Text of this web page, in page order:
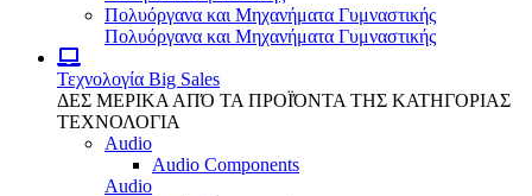
Πολυόργανα και Μηχανήματα Γυμναστικής
Πολυόργανα και Μηχανήματα Γυμναστικής
Τεχνολογία Big Sales
ΔΕΣ ΜΕΡΙΚΑ ΑΠΌ ΤΑ ΠΡΟΪΌΝΤΑ ΤΗΣ ΚΑΤΗΓΟΡΙΑΣ
ΤΕΧΝΟΛΟΓΙΑ
Audio
Audio Components
Audio